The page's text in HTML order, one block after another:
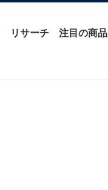
リサーチ 注目の商品